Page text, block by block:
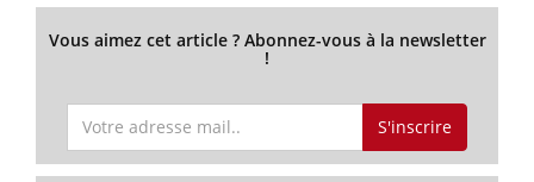
Vous aimez cet article ? Abonnez-vous à la newsletter
!
S'inscrire